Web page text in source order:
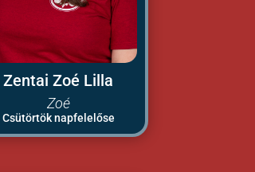
Zentai Zoé Lilla
Zoé
Csütörtök napfelelőse